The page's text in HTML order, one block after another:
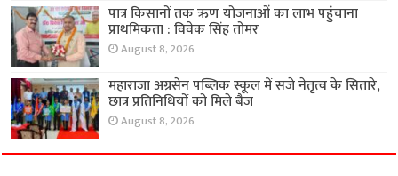
पात्र किसानों तक ऋण योजनाओं का लाभ पहुंचाना
प्राथमिकता : विवेक सिंह तोमर
August 8, 2026
महाराजा अग्रसेन पब्लिक स्कूल में सजे नेतृत्व के सितारे,
छात्र प्रतिनिधियों को मिले बैज
August 8, 2026